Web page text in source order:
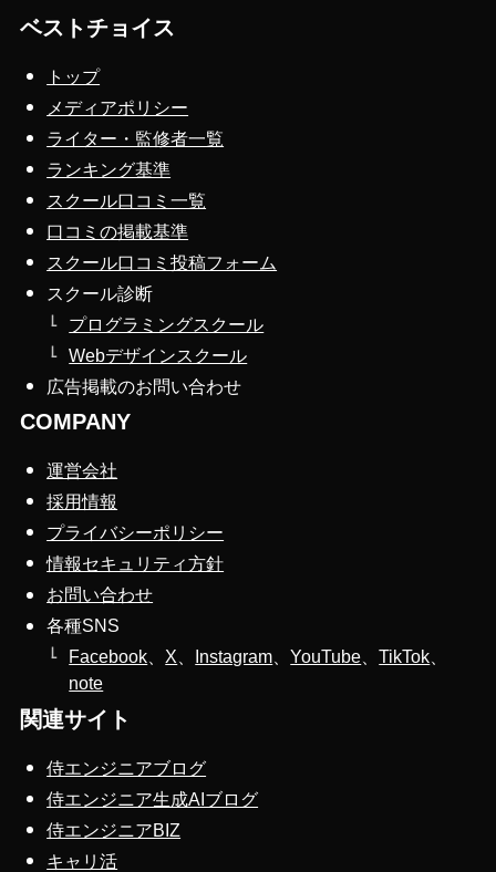
ベストチョイス
トップ
メディアポリシー
ライター・監修者一覧
ランキング基準
スクール口コミ一覧
口コミの掲載基準
スクール口コミ投稿フォーム
スクール診断
プログラミングスクール
Webデザインスクール
広告掲載のお問い合わせ
COMPANY
運営会社
採用情報
プライバシーポリシー
情報セキュリティ方針
お問い合わせ
各種SNS
Facebook
X Instagram 、YouTube 、TikTok
note
関連サイト
侍エンジニアブログ
侍エンジニア生成AIブログ
侍エンジニアBIZ
キャリ活